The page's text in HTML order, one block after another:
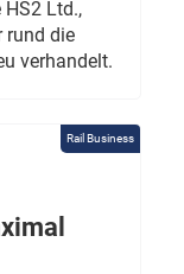
Ltd.,
rund die
verhandelt.
Rail Business